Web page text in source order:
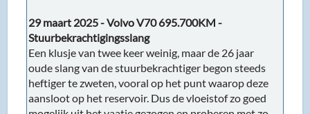
29 maart 2025 - Volvo V70 695.700KM -
Stuurbekrachtigingsslang
Een klusje van twee keer weinig, maar de 26 jaar
oude slang van de stuurbekrachtiger begon steeds
heftiger te zweten, vooral op het punt waarop deze
aansloot op het reservoir. Dus de vloeistof zo goed